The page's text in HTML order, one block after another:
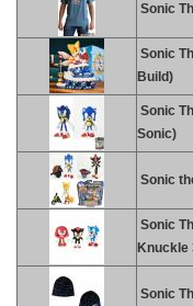
Sonic
Sonic
Build)
Sonic
Sonic)
Sonic
Sonic
Knuckle
Sonic